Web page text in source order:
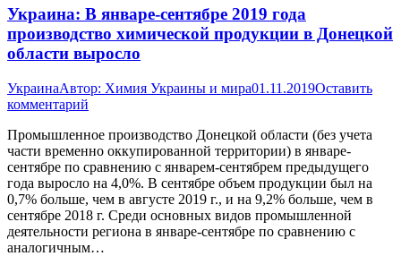
Украина: В январе-сентябре 2019 года
производство химической продукции в Донецкой
области выросло
УкраинаАвтор: Химия Украины и мира01.11.2019Оставить
комментарий
Промышленное производство Донецкой области (без учета
части временно оккупированной территории) в январе-
сентябре по сравнению с январем-сентябрем предыдущего
года выросло на 4,0%. В сентябре объем продукции был на
0,7% больше, чем в августе 2019 г., и на 9,2% больше, чем в
сентябре 2018 г. Среди основных видов промышленной
деятельности региона в январе-сентябре по сравнению с
аналогичным…